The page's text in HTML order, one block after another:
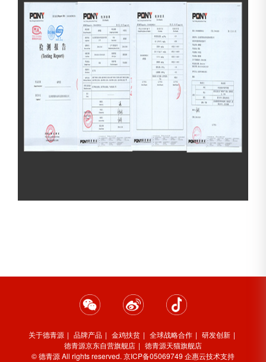
关于德青源 品牌产品 金鸡扶贫 全球战略合作
研发创新
徳青源京东自营旗舰店
徳青源天猫旗舰店
© 德青源 All rights reserved. 京ICP备05069749 企惠云技术支持